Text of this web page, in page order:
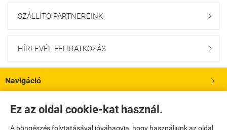
Ez az oldal cookie-kat használ.
A böngészés folytatásával jóváhagyja, hogy használjunk az oldal
SZÁLLÍTÓ PARTNEREINK 
HÍRLEVÉL FELIRATKOZÁS 
Navigáció 
Saját fiók